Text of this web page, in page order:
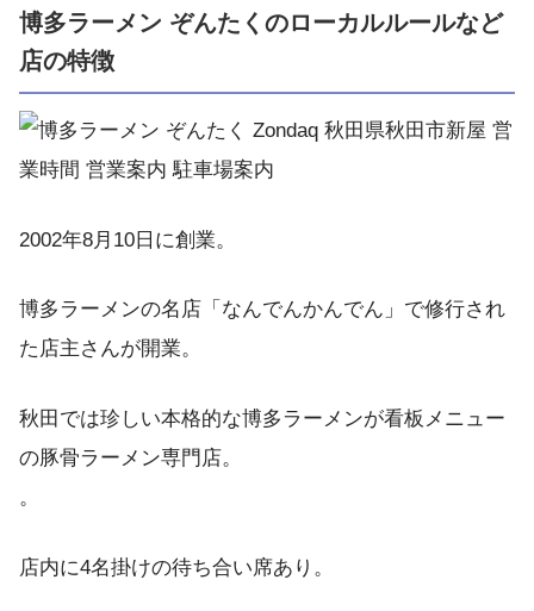
博多ラーメン ぞんたくのローカルルールなど
店の特徴
2002年8月10日に創業。
博多ラーメンの名店「なんでんかんでん」で修行され
た店主さんが開業。
秋田では珍しい本格的な博多ラーメンが看板メニュー
の豚骨ラーメン専門店。
。
店内に4名掛けの待ち合い席あり。